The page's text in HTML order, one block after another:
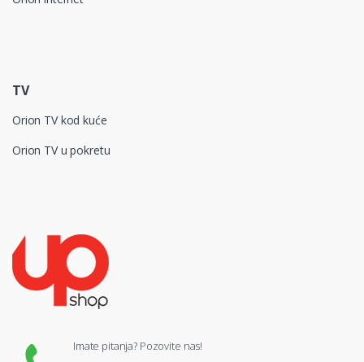
TV
Orion TV kod kuće
Orion TV u pokretu
Imate pitanja? Pozovite nas!